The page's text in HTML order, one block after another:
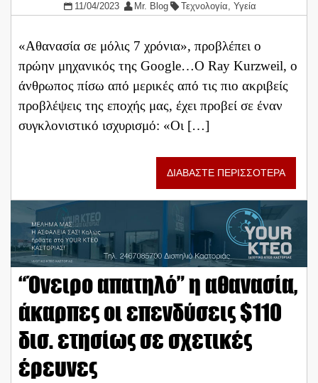
11/04/2023 Mr. Blog Τεχνολογία,Υγεία
«Αθανασία σε μόλις 7 χρόνια», προβλέπει ο
πρώην μηχανικός της Google…Ο Ray Kurzweil, ο
άνθρωπος πίσω από μερικές από τις πιο ακριβείς
προβλέψεις της εποχής μας, έχει προβεί σε έναν
συγκλονιστικό ισχυρισμό: «Οι […]
ΔΙΑΒΑΣΤΕ ΠΕΡΙΣΣΟΤΕΡΑ
“Όνειρο απατηλό” η αθανασία,
άκαρπες οι επενδύσεις $110
δισ. ετησίως σε σχετικές
έρευνες